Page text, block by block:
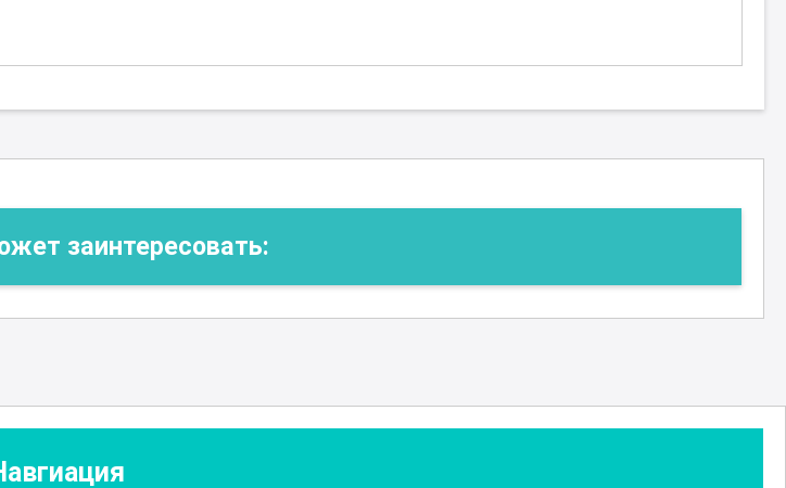
заинтересовать: